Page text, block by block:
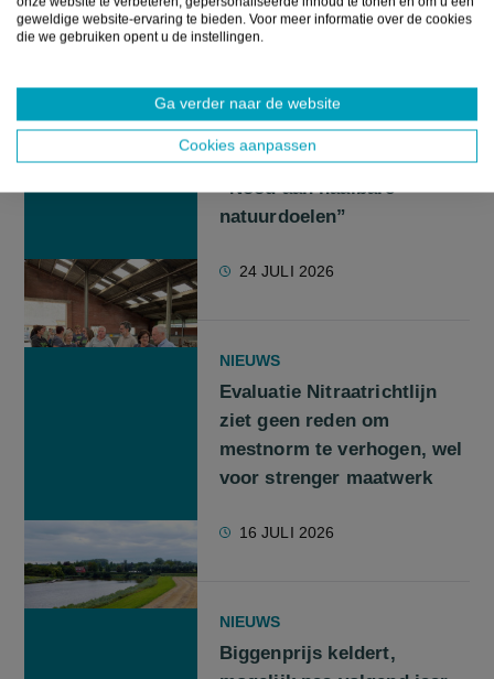
geweldige website-ervaring te bieden. Voor meer informatie over de cookies
die we gebruiken opent u de instellingen.
Ga verder naar de website
Cookies aanpassen
24 JULI 2026
NIEUWS
Intendant bezoekt
landbouwers in Kalmthout:
“Nood aan haalbare
natuurdoelen”
24 JULI 2026
NIEUWS
Evaluatie Nitraatrichtlijn
ziet geen reden om
mestnorm te verhogen, wel
voor strenger maatwerk
16 JULI 2026
NIEUWS
Biggenprijs keldert,